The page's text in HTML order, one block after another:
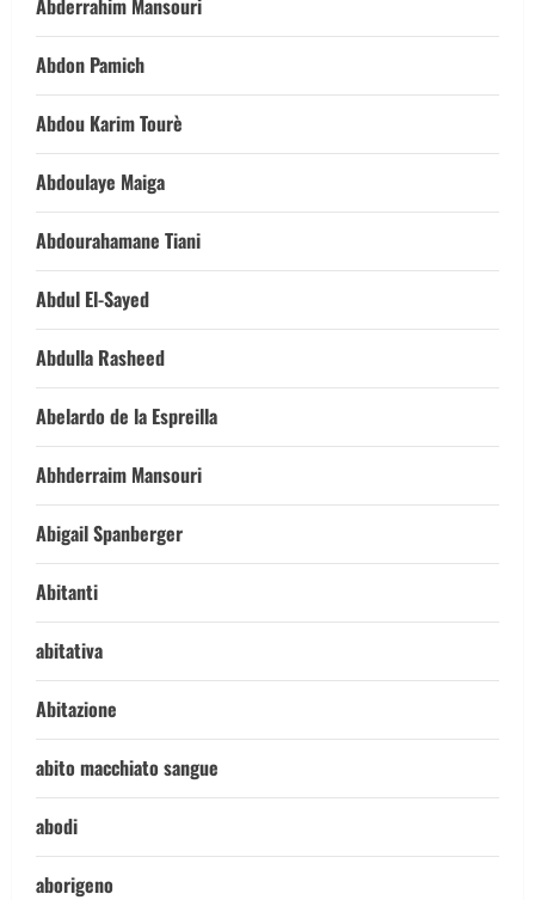
Abderrahim Mansouri
Abdon Pamich
Abdou Karim Tourè
Abdoulaye Maiga
Abdourahamane Tiani
Abdul El-Sayed
Abdulla Rasheed
Abelardo de la Espreilla
Abhderraim Mansouri
Abigail Spanberger
Abitanti
abitativa
Abitazione
abito macchiato sangue
abodi
aborigeno